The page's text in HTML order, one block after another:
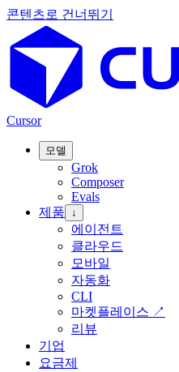
콘텐츠로 건너뛰기
Cursor
모델
Grok
Composer
Evals
제품
↓
에이전트
클라우드
모바일
자동화
CLI
마켓플레이스 ↗
리뷰
기업
요금제